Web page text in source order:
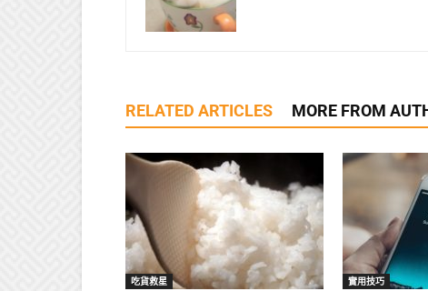
RELATED ARTICLES MORE FROM
吃貨救星 實用技巧